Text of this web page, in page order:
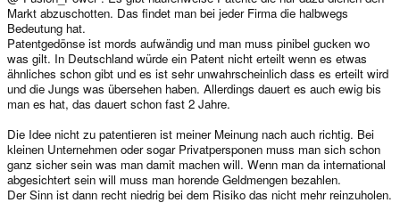
Markt abzuschotten. Das findet man bei jeder Firma die halbwegs
Bedeutung hat.
Patentgedönse ist mords aufwändig und man muss pinibel gucken wo
was gilt. In Deutschland würde ein Patent nicht erteilt wenn es etwas
ähnliches schon gibt und es ist sehr unwahrscheinlich dass es erteilt wird
und die Jungs was übersehen haben. Allerdings dauert es auch ewig bis
man es hat, das dauert schon fast 2 Jahre.
Die Idee nicht zu patentieren ist meiner Meinung nach auch richtig. Bei
kleinen Unternehmen oder sogar Privatpersponen muss man sich schon
ganz sicher sein was man damit machen will. Wenn man da international
abgesichtert sein will muss man horende Geldmengen bezahlen.
Der Sinn ist dann recht niedrig bei dem Risiko das nicht mehr reinzuholen.